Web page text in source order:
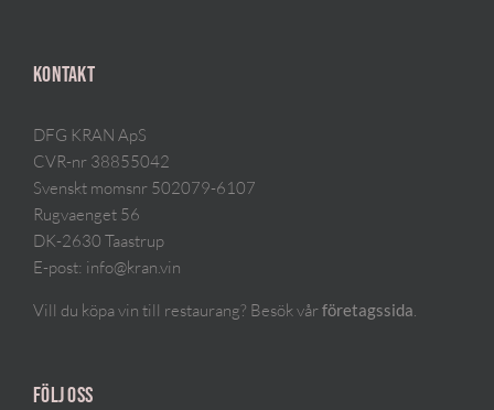
KONTAKT
DFG KRAN ApS
CVR-nr 38855042
Svenskt momsnr 502079-6107
Rugvaenget 56
DK-2630 Taastrup
E-post: info@kran.vin
Vill du köpa vin till restaurang? Besök vårföretagssida
FÖLJ OSS